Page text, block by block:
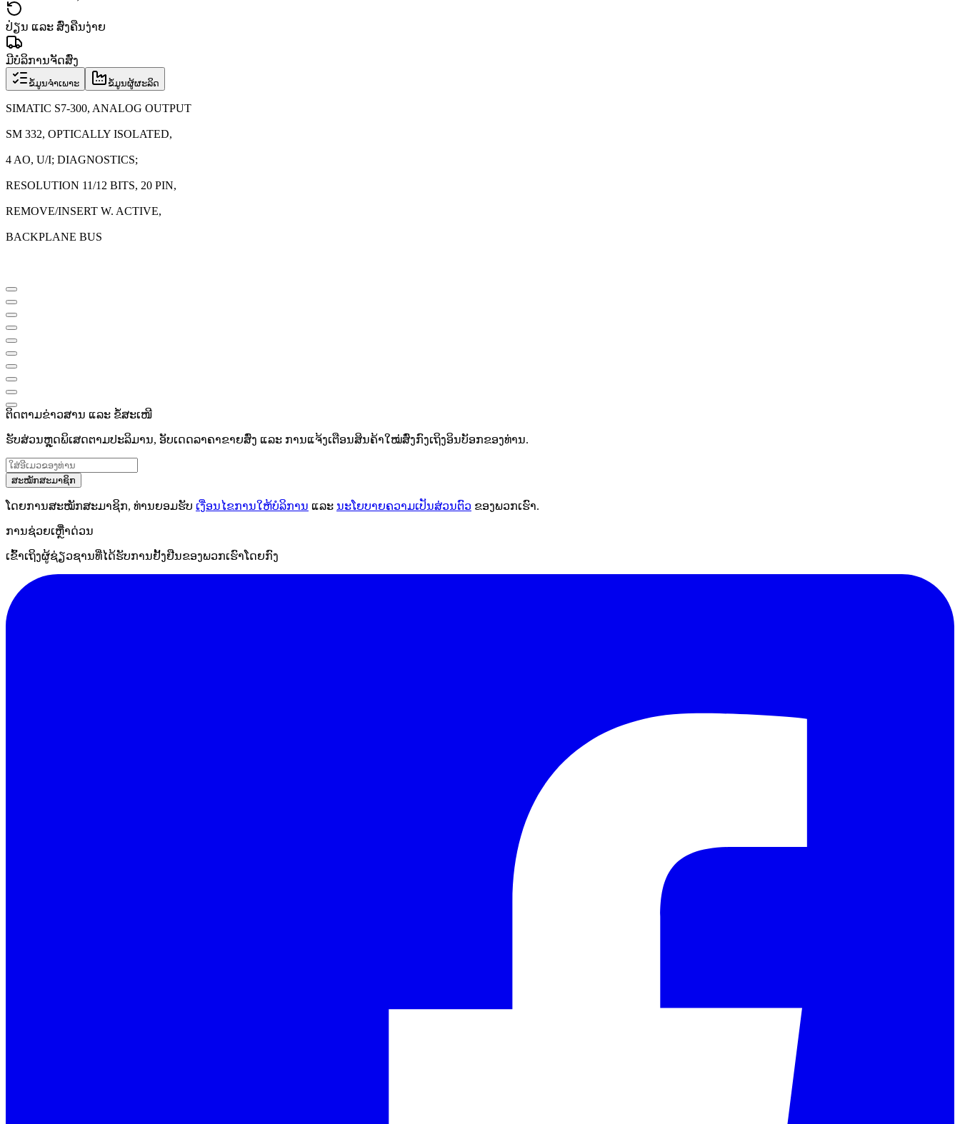
ປ່ຽນ ແລະ ສົ່ງຄືນງ່າຍ
ມີບໍລິການຈັດສົ່ງ
ຂໍ້ມູນຈຳເພາະ ຂໍ້ມູນຜູ້ຜະລິດ
SIMATIC S7-300, ANALOG OUTPUT
SM 332, OPTICALLY ISOLATED,
4 AO, U/I; DIAGNOSTICS;
RESOLUTION 11/12 BITS, 20 PIN,
REMOVE/INSERT W. ACTIVE,
BACKPLANE BUS
ຕິດຕາມຂ່າວສານ ແລະ ຂໍ້ສະເໜີ
ຮັບສ່ວນຫຼຸດພິເສດຕາມປະລິມານ, ອັບເດດລາຄາຂາຍສົ່ງ ແລະ ການແຈ້ງເຕືອນສິນຄ້າໃໝ່ສົ່ງກົງເຖິງອິນບັອກຂອງທ່ານ.
ສະໝັກສະມາຊິກ
ໂດຍການສະໝັກສະມາຊິກ, ທ່ານຍອມຮັບ ເງື່ອນໄຂການໃຫ້ບໍລິການ ແລະ ນະໂຍບາຍຄວາມເປັນສ່ວນຕົວ ຂອງພວກເຮົາ.
ການຊ່ວຍເຫຼືໍາດ່ວນ
ເຂົ້າເຖິງຜູ້ຊ່ຽວຊານທີ່ໄດ້ຮັບການຢັ້ງຢືນຂອງພວກເຮົາໂດຍກົງ